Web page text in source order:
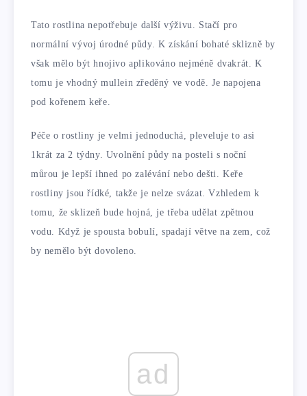
Tato rostlina nepotřebuje další výživu. Stačí pro
normální vývoj úrodné půdy. K získání bohaté sklizně by
však mělo být hnojivo aplikováno nejméně dvakrát. K
tomu je vhodný mullein zředěný ve vodě. Je napojena
pod kořenem keře.
Péče o rostliny je velmi jednoduchá, pleveluje to asi
1krát za 2 týdny. Uvolnění půdy na posteli s noční
můrou je lepší ihned po zalévání nebo dešti. Keře
rostliny jsou řídké, takže je nelze svázat. Vzhledem k
tomu, že sklizeň bude hojná, je třeba udělat zpětnou
vodu. Když je spousta bobulí, spadají větve na zem, což
by nemělo být dovoleno.
ad